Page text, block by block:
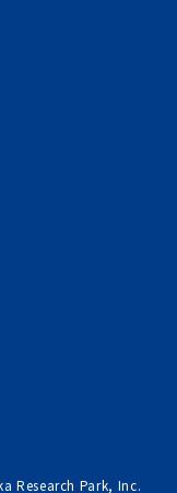
Research Park, Inc.